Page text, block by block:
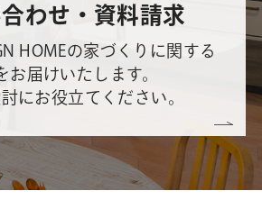
わせ・資料請求
HOMEの家づくりに関する
お届けいたします。
にお役立てください。